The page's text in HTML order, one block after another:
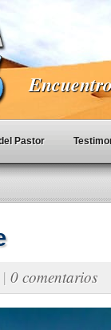
Pastor
| 0 comentarios